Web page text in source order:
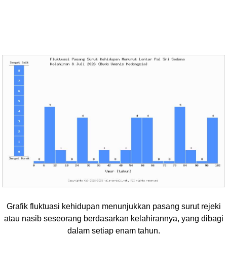
Grafik fluktuasi kehidupan menunjukkan pasang surut rejeki
atau nasib seseorang berdasarkan kelahirannya, yang dibagi
dalam setiap enam tahun.